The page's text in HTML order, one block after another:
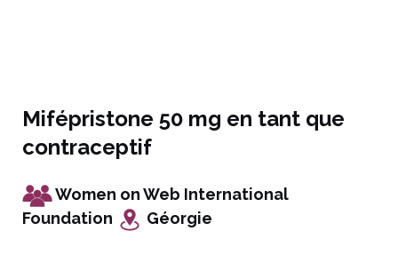
Mifépristone 50 mg en tant que
contraceptif
Women on Web International
Foundation
Géorgie